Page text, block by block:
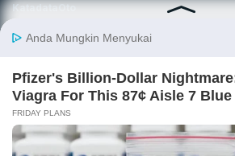
KatadataOto
Email